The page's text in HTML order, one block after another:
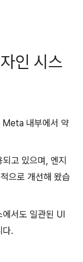
인 시스
Meta 내부에서 약
고 있으며, 엔지
으로 개선해 왔습
서도 일관된 UI
다.